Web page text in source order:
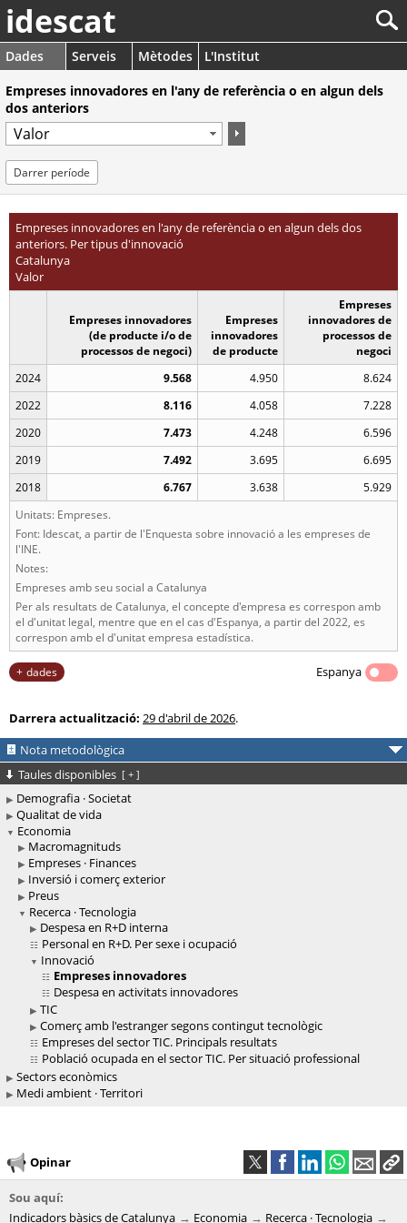
idescat
Dades Serveis Mètodes
L'Institut
Empreses innovadores en l'any de referència o en algun dels
dos anteriors
Darrer període
Empreses innovadores en l'any de referència o en algun dels dos
anteriors. Per tipus d'innovació
Catalunya
Valor
Empreses innovadores
(de producte i/o de
processos de negoci)
Empreses
innovadores
de producte
Empreses
innovadores de
processos de
negoci
2024
9.568 4.950
8.624
2022
8.116 4.058
7.228
2020
7.473 4.248
6.596
2019
7.492 3.695
6.695
2018
6.767 3.638
5.929
Unitats: Empreses.
Font: Idescat, a partir de l'Enquesta sobre innovació a les empreses de
l'INE.
Notes:
Empreses amb seu social a Catalunya
Per als resultats de Catalunya, el concepte d'empresa es correspon amb
el d'unitat legal, mentre que en el cas d'Espanya, a partir del 2022, es
correspon amb el d'unitat empresa estadística.
dades Espanya
Darrera actualització: 29 d'abril de 2026.
Nota metodològica
Taules disponibles [ + ]
Demografia · Societat
Qualitat de vida
Economia
Macromagnituds
Empreses · Finances
Inversió i comerç exterior
Preus
Recerca · Tecnologia
Despesa en R+D interna
Personal en R+D. Per sexe i ocupació
Innovació
Empreses innovadores
Despesa en activitats innovadores
TIC
Comerç amb l'estranger segons contingut tecnològic
Empreses del sector TIC. Principals resultats
Població ocupada en el sector TIC. Per situació professional
Sectors econòmics
Medi ambient · Territori
Opinar
Sou aquí:
Indicadors bàsics de Catalunya
Economia Recerca · Tecnologia